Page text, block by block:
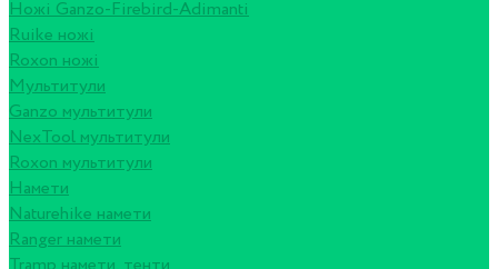
Ножі Ganzo-Firebird-Adimanti
Ruike ножі
Roxon ножi
Мультитули
Ganzo мультитули
NexTool мультитули
Roxon мультитули
Намети
Naturehike намети
Ranger намети